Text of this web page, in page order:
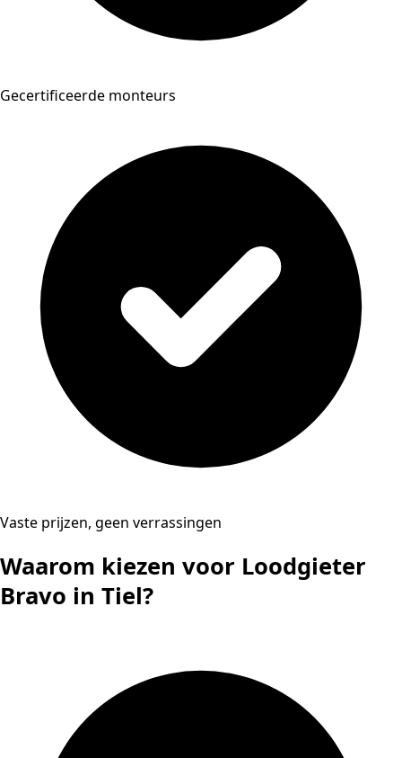
Gecertificeerde monteurs
Vaste prijzen, geen verrassingen
Waarom kiezen voor Loodgieter
Bravo in Tiel?